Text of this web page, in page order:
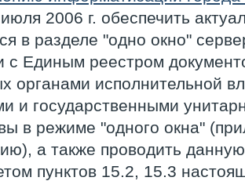
2006 г. обеспечить
в разделе "одно окно"
с Единым реестром
органами исполнительной
и государственными
в режиме "одного окна"
а также проводить
пунктов 15.2, 15.3